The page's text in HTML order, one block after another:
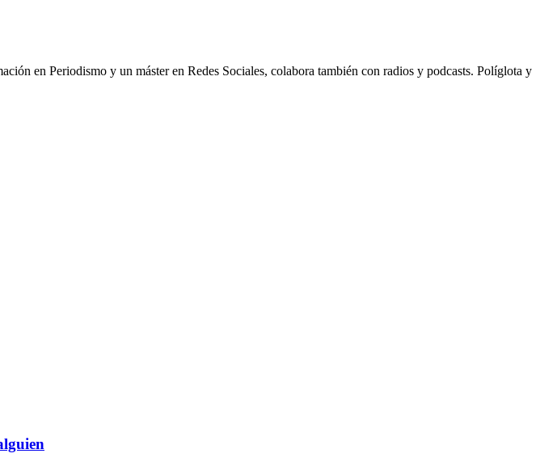
en Periodismo y un máster en Redes Sociales, colabora también con radios y podcasts. Políglota y